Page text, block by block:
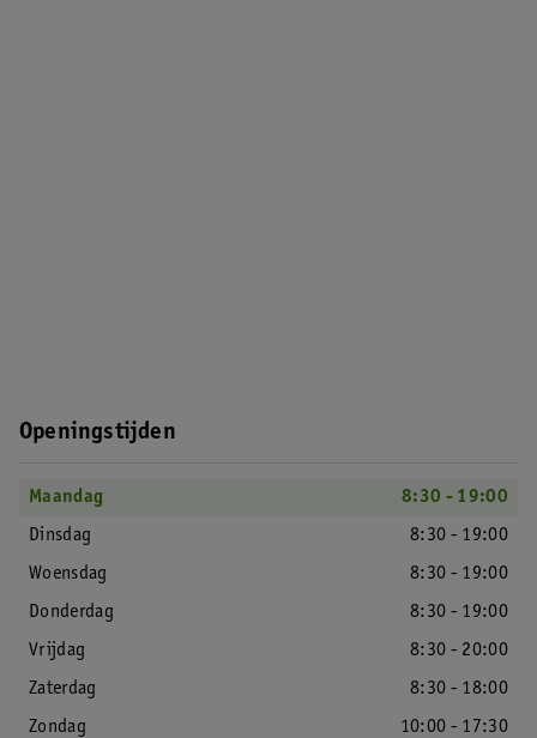
Openingstijden
Maandag
8:30 - 19:00
Dinsdag
8:30 - 19:00
Woensdag
8:30 - 19:00
Donderdag
8:30 - 19:00
Vrijdag
8:30 - 20:00
Zaterdag
8:30 - 18:00
Zondag
10:00 - 17:30